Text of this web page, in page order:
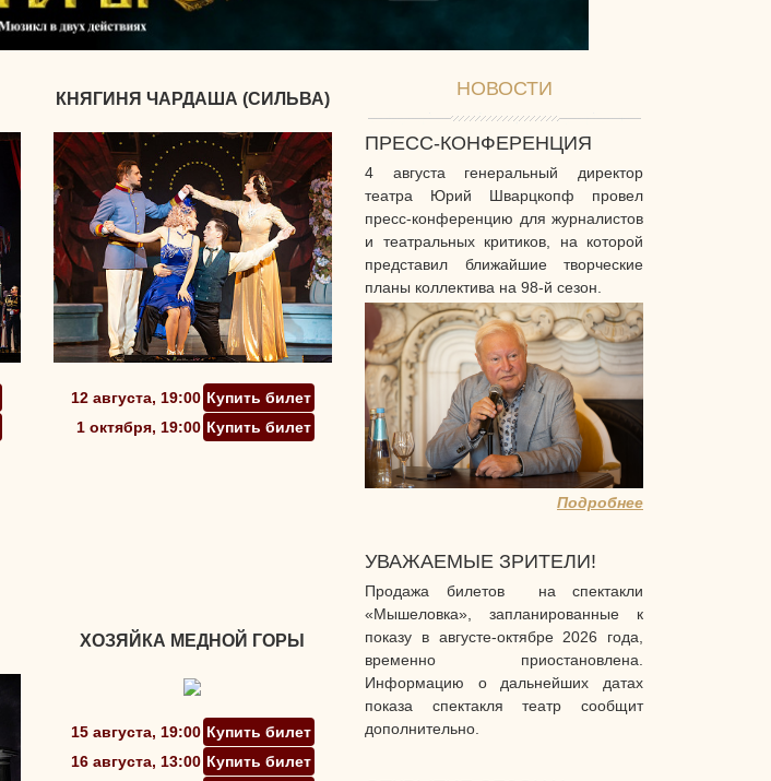
КНЯГИНЯ ЧАРДАША (СИЛЬВА)
12 августа, 19:00 Купить билет
1 октября, 19:00 Купить билет
ХОЗЯЙКА МЕДНОЙ ГОРЫ
15 августа, 19:00 Купить билет
16 августа, 13:00 Купить билет
НОВОСТИ
ПРЕСС-КОНФЕРЕНЦИЯ
4 августа генеральный директор
театра Юрий Шварцкопф провел
пресс-конференцию для журналистов
и театральных критиков, на которой
представил ближайшие творческие
планы коллектива на 98-й сезон.
Подробнее
УВАЖАЕМЫЕ ЗРИТЕЛИ!
Продажа билетов на спектакли
«Мышеловка», запланированные к
показу в августе-октябре 2026 года,
временно приостановлена.
Информацию о дальнейших датах
показа спектакля театр сообщит
дополнительно.